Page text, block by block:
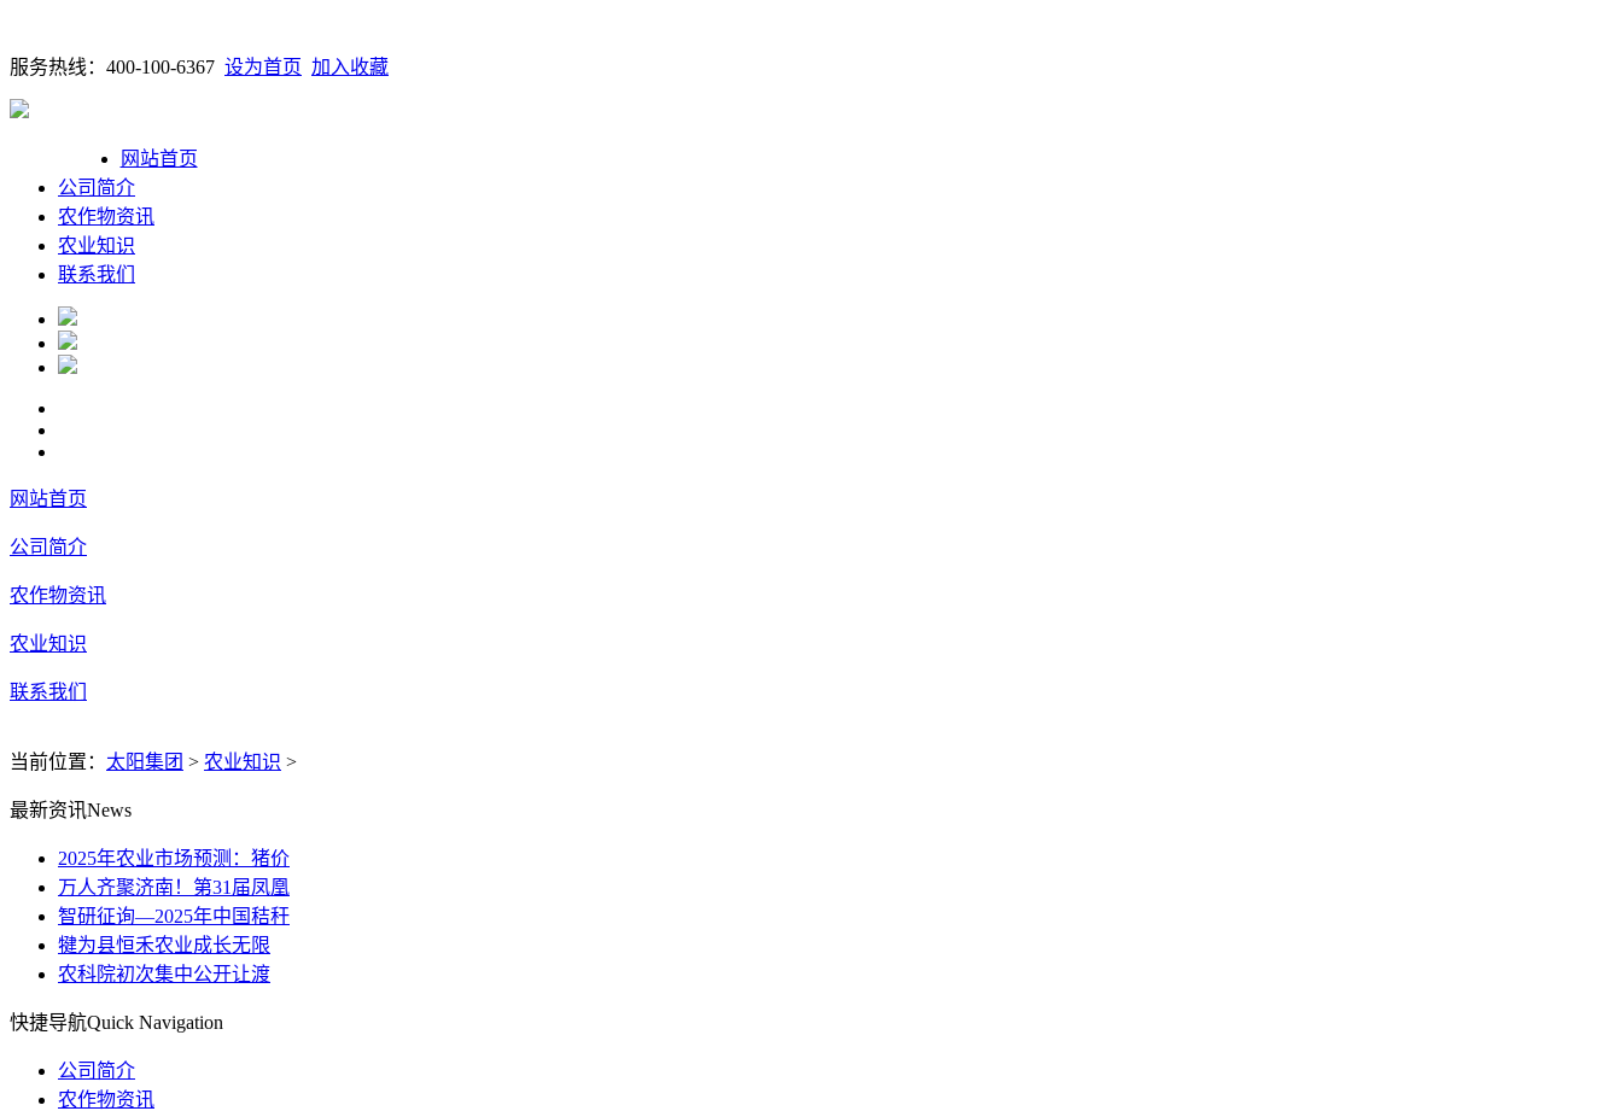
服务热线：400-100-6367 设为首页 加入收藏
网站首页
公司简介
农作物资讯
农业知识
联系我们
网站首页
公司简介
农作物资讯
农业知识
联系我们
当前位置： 太阳集团 > 农业知识 >
最新资讯News
2025年农业市场预测：猪价
万人齐聚济南！第31届凤凰
智研征询—2025年中国秸秆
犍为县恒禾农业成长无限
农科院初次集中公开让渡
快捷导航Quick Navigation
公司简介
农作物资讯